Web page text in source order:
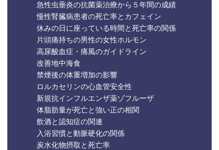
急性虫垂炎の抗菌薬治療から５年間の成績
慢性腎臓病患者の死亡率とカフェイン
休みの日に座っている時間と死亡率の関係
片頭痛持ちの男性の女性ホルモン
高尿酸血症・痛風のガイドライン
改善地中海食
禁煙後の体重増加の影響
ロルカセリンの心血管安全性
新規抗インフルエンザ薬ゾフルーザ
体脂肪量が死亡と強い正の相関
飲酒と認知症の関連
入浴習慣と動脈硬化の関係
炭水化物摂取と死亡率